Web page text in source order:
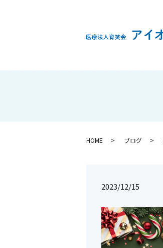
HOME ブログ
2023/12/15